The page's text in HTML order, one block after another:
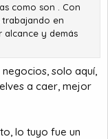
como son . Con
trabajando en
y demás
solo aquí,
a caer, mejor
lo tuyo fue un